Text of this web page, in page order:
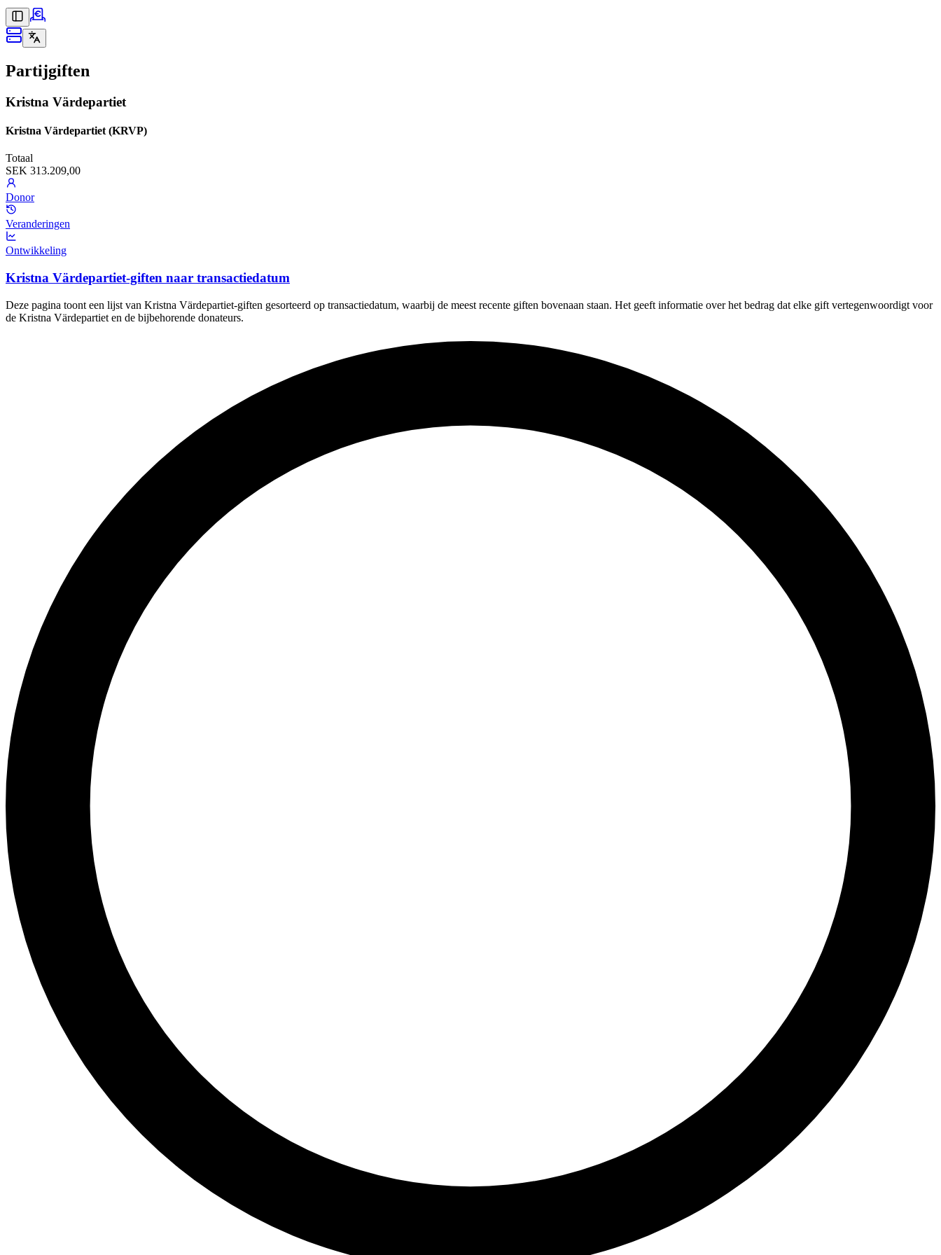
Partijgiften
Kristna Värdepartiet
Kristna Värdepartiet (KRVP)
Totaal
SEK 313.209,00
Donor
Veranderingen
Ontwikkeling
Kristna Värdepartiet-giften naar transactiedatum
Deze pagina toont een lijst van Kristna Värdepartiet-giften gesorteerd op transactiedatum, waarbij de meest recente giften bovenaan staan. Het geeft informatie over het bedrag dat elke gift vertegenwoordigt voor
de Kristna Värdepartiet en de bijbehorende donateurs.